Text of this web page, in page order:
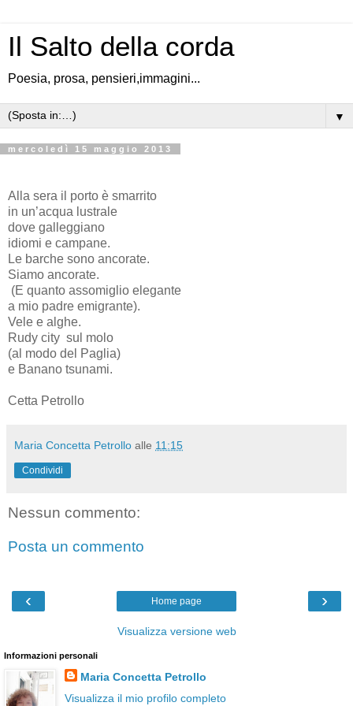
Il Salto della corda
Poesia, prosa, pensieri,immagini...
▼
mercoledì 15 maggio 2013
Alla sera il porto è smarrito
in un’acqua lustrale
dove galleggiano
idiomi e campane.
Le barche sono ancorate.
Siamo ancorate.
(E quanto assomiglio elegante
a mio padre emigrante).
Vele e alghe.
Rudy city sul molo
(al modo del Paglia)
e Banano tsunami.
Cetta Petrollo
Maria Concetta Petrollo alle 11:15
Condividi
Nessun commento:
Posta un commento
‹ ›
Home page
Visualizza versione web
Informazioni personali
Maria Concetta Petrollo
Visualizza il mio profilo completo